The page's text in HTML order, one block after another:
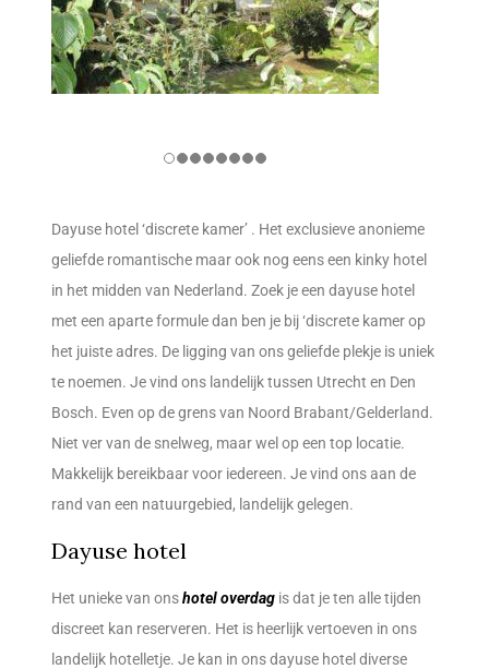
Dayuse hotel ‘discrete kamer’ . Het exclusieve anonieme
geliefde romantische maar ook nog eens een kinky hotel
in het midden van Nederland. Zoek je een dayuse hotel
met een aparte formule dan ben je bij ‘discrete kamer op
het juiste adres. De ligging van ons geliefde plekje is uniek
te noemen. Je vind ons landelijk tussen Utrecht en Den
Bosch. Even op de grens van Noord Brabant/Gelderland.
Niet ver van de snelweg, maar wel op een top locatie.
Makkelijk bereikbaar voor iedereen. Je vind ons aan de
rand van een natuurgebied, landelijk gelegen.
Dayuse hotel
Het unieke van onshotel overdag is dat je ten alle tijden
discreet kan reserveren. Het is heerlijk vertoeven in ons
landelijk hotelletje. Je kan in ons dayuse hotel diverse